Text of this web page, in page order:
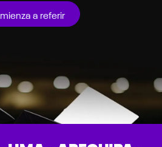
a referir